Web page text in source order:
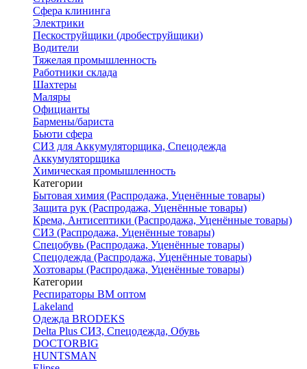
Сфера клининга
Электрики
Пескоструйщики (дробеструйщики)
Водители
Тяжелая промышленность
Работники склада
Шахтеры
Маляры
Официанты
Бармены/бариста
Бьюти сфера
СИЗ для Аккумуляторщика, Спецодежда
Аккумуляторщика
Химическая промышленность
Категории
Бытовая химия (Распродажа, Уценённые товары)
Защита рук (Распродажа, Уценённые товары)
Крема, Антисептики (Распродажа, Уценённые товары)
СИЗ (Распродажа, Уценённые товары)
Спецобувь (Распродажа, Уценённые товары)
Спецодежда (Распродажа, Уценённые товары)
Хозтовары (Распродажа, Уценённые товары)
Категории
Респираторы ВМ оптом
Lakeland
Одежда BRODEKS
Delta Plus СИЗ, Спецодежда, Обувь
DOCTORBIG
HUNTSMAN